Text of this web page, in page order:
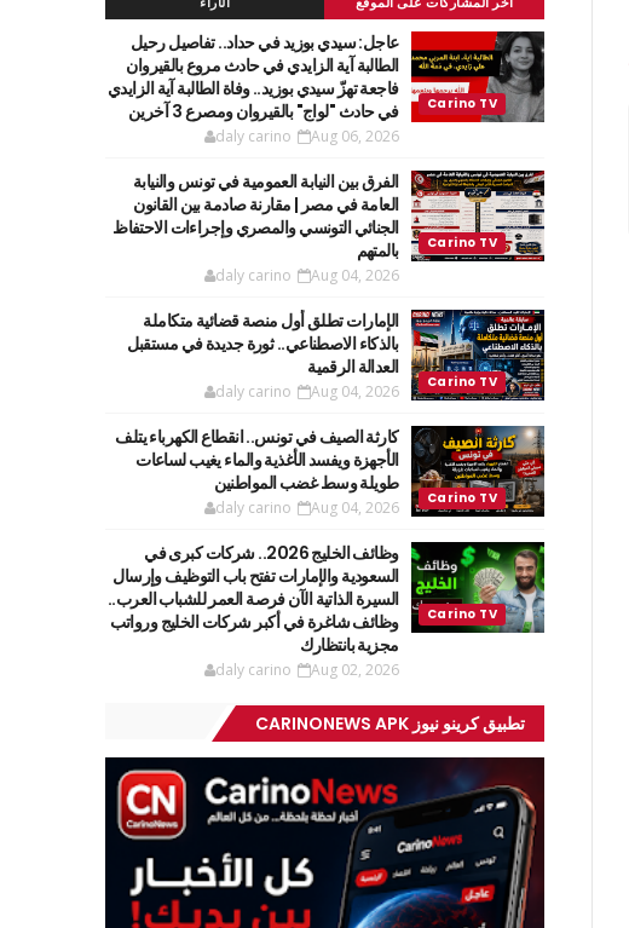
عاجل: سيدي بوزيد في حداد.. تفاصيل رحيل
الطالبة آية الزايدي في حادث مروع بالقيروان
فاجعة تهزّ سيدي بوزيد.. وفاة الطالبة آية الزايدي
في حادث "لواج" بالقيروان ومصرع 3 آخرين
daly carino Aug 06, 2026
الفرق بين النيابة العمومية في تونس والنيابة
العامة في مصر | مقارنة صادمة بين القانون
الجنائي التونسي والمصري وإجراءات الاحتفاظ
بالمتهم
daly carino Aug 04, 2026
الإمارات تطلق أول منصة قضائية متكاملة
بالذكاء الاصطناعي.. ثورة جديدة في مستقبل
العدالة الرقمية
daly carino Aug 04, 2026
كارثة الصيف في تونس.. انقطاع الكهرباء يتلف
الأجهزة ويفسد الأغذية والماء يغيب لساعات
طويلة وسط غضب المواطنين
daly carino Aug 04, 2026
وظائف الخليج 2026.. شركات كبرى في
السعودية والإمارات تفتح باب التوظيف وإرسال
السيرة الذاتية الآن فرصة العمر للشباب العرب..
وظائف شاغرة في أكبر شركات الخليج ورواتب
مجزية بانتظارك
daly carino Aug 02, 2026
تطبيق كرينو نيوز CARINONEWS APK